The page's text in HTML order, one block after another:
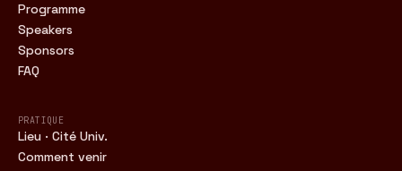
Programme
Speakers
Sponsors
FAQ
PRATIQUE
Lieu · Cité Univ.
Comment venir